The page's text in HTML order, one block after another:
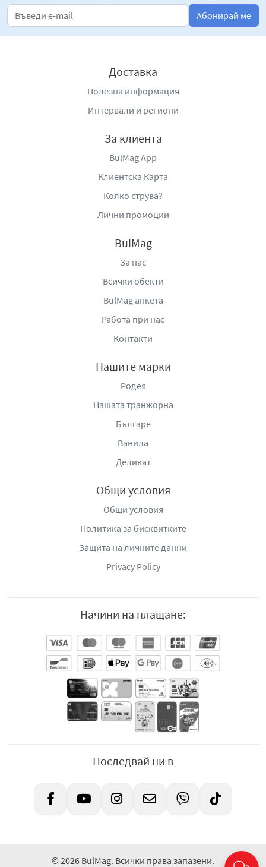
Абонирай ме
Доставка
Полезна информация
Интервали и региони
За клиента
BulMag App
Клиентска Карта
Колко струва?
Лични промоции
BulMag
За нас
Всички обекти
BulMag анкета
Работа при нас
Контакти
Нашите марки
Родея
Нашата транжорна
Българе
Ванила
Деликат
Общи условия
Общи условия
Политика за бисквитките
Защита на личните данни
Privacy Policy
Начини на плащане:
Последвай ни в
© 2026 BulMag. Всички права запазени.